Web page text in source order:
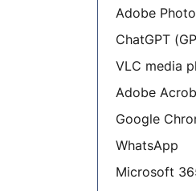
Adobe
ChatGPT
VLC media
Adobe
Google
WhatsApp
Microsoft